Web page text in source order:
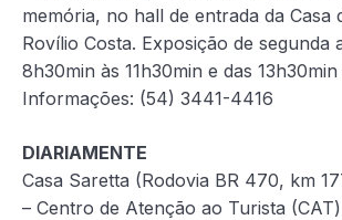
memória, no hall de entrada da Casa
Rovílio Costa. Exposição de segunda
8h30min às 11h30min e das 13h30min
Informações: (54) 3441-4416
DIARIAMENTE
Casa Saretta (Rodovia BR 470, km
– Centro de Atenção ao Turista